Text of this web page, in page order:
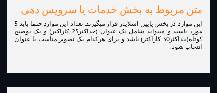
متن مربوط به بخش خدمات یا سرویس دهی
این موارد در بخش پایین اسلایدر قرار میگیرند. تعداد این موارد حتما باید 5
مورد باشند و میتواند شامل یک عنوان (حداکثر25 کاراکتر) و یک توضیح
کوتاه(حداکثر30 کاراکتر) باشد. و برای هرکدام یک تصویر مناسب با عنوان
انتخاب شود.